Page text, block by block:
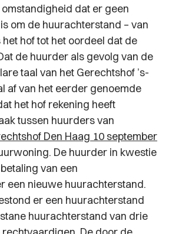
dat er geen
om de huurachterstand – van
hof tot het oordeel dat de
de huurder als gevolg van de
taal van het Gerechtshof ’s-
af van het eerder genoemde
het hof rekening heeft
tussen huurders van
Den Haag 10 september
De huurder in kwestie
van een
een nieuwe huurachterstand.
er een huurachterstand
huurachterstand van drie